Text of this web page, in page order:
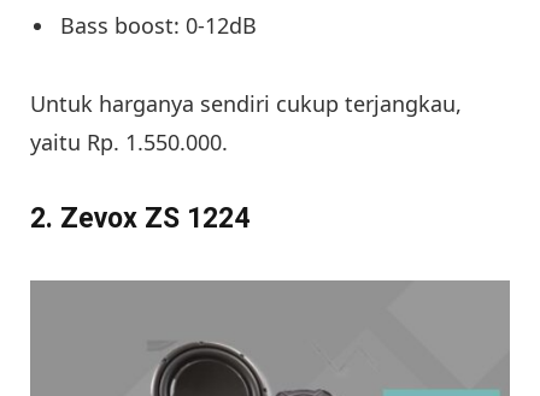
Bass boost: 0-12dB
Untuk harganya sendiri cukup terjangkau,
yaitu Rp. 1.550.000.
2. Zevox ZS 1224